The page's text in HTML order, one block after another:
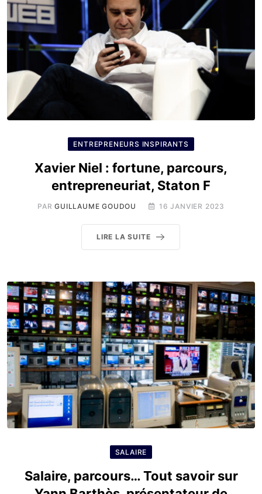
ENTREPRENEURS INSPIRANTS
Xavier Niel : fortune, parcours,
entrepreneuriat, Staton F
PARGUILLAUME GOUDOU 16 JANVIER 2023
LIRE LA SUITE
SALAIRE
Salaire, parcours… Tout savoir sur